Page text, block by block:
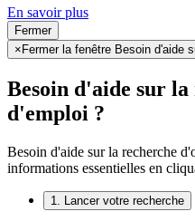
En savoir plus
Fermer
× Fermer la fenêtre Besoin d'aide
Besoin d'aide sur
d'emploi ?
Besoin d'aide sur la recherche
informations essentielles en
1. Lancer votre recherche